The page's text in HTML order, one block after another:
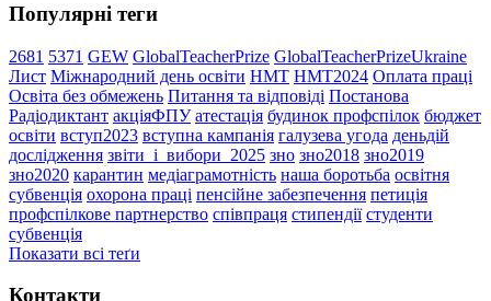
Популярні теги
2681 5371 GEW GlobalTeacherPrize GlobalTeacherPrizeUkraine
Лист Міжнародний день освіти НМТ НМТ2024 Оплата праці
Освіта без обмежень Питання та відповіді Постанова
Радіодиктант акціяФПУ атестація будинок профспілок бюджет
освіти вступ2023 вступна кампанія галузева угода деньдій
дослідження звіти_і_вибори_2025 зно зно2018 зно2019
зно2020 карантин медіаграмотність наша боротьба освітня
субвенція охорона праці пенсійне забезпечення петиція
профспілкове партнерство співпраця стипендії студенти
субвенція
Показати всі теґи
Контакти